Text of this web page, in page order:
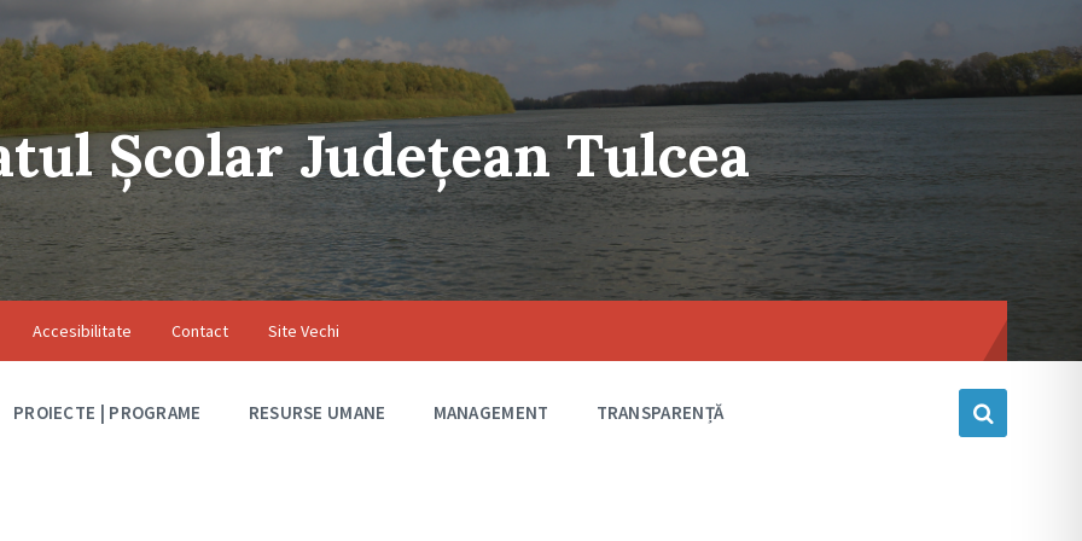
Școlar Județean Tulcea
Accesibilitate Contact Site Vechi
PROIECTE | PROGRAME RESURSE UMANE MANAGEMENT TRANSPARENȚĂ